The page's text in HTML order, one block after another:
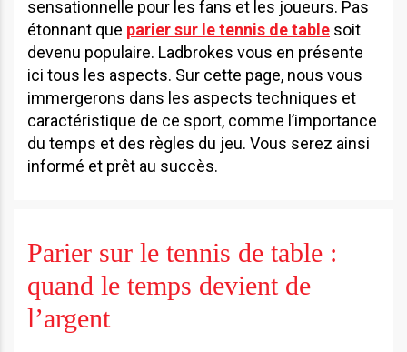
sensationnelle pour les fans et les joueurs. Pas
étonnant que parier sur le tennis de table soit
devenu populaire. Ladbrokes vous en présente
ici tous les aspects. Sur cette page, nous vous
immergerons dans les aspects techniques et
caractéristique de ce sport, comme l’importance
du temps et des règles du jeu. Vous serez ainsi
informé et prêt au succès.
Parier sur le tennis de table :
quand le temps devient de
l’argent